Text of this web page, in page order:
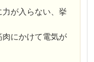
が入らない、挙
肉にかけて電気が